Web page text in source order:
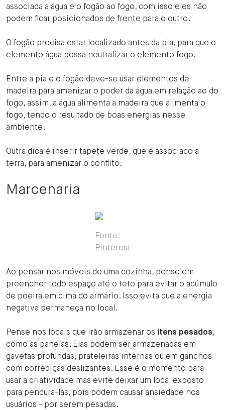
associada a água e o fogão ao fogo, com isso eles não
podem ficar posicionados de frente para o outro.
O fogão precisa estar localizado antes da pia, para que o
elemento água possa neutralizar o elemento fogo.
Entre a pia e o fogão deve-se usar elementos de
madeira para amenizar o poder da água em relação ao do
fogo, assim, a água alimenta a madeira que alimenta o
fogo, tendo o resultado de boas energias nesse
ambiente.
Outra dica é inserir tapete verde, que é associado a
terra, para amenizar o conflito.
Marcenaria
Fonte:
Pinterest
Ao pensar nos móveis de uma cozinha, pense em
preencher todo espaço até o teto para evitar o acúmulo
de poeira em cima do armário. Isso evita que a energia
negativa permaneça no local.
Pense nos locais que irão armazenar os itens pesados,
como as panelas. Elas podem ser armazenadas em
gavetas profundas, prateleiras internas ou em ganchos
com corrediças deslizantes. Esse é o momento para
usar a criatividade mas evite deixar um local exposto
para pendura-las, pois podem causar ansiedade nos
usuários - por serem pesadas.